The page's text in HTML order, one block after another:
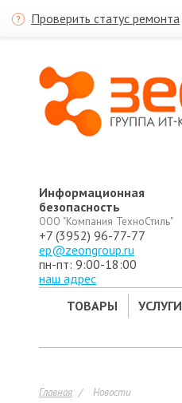
Проверить статус ремонта
Информационная
безопасность
ООО "Компания ТехноСтиль"
+7 (3952) 96-77-77
ep@zeongroup.ru
пн-пт: 9:00-18:00
наш адрес
ТОВАРЫ
УСЛУГИ
Главная Новости